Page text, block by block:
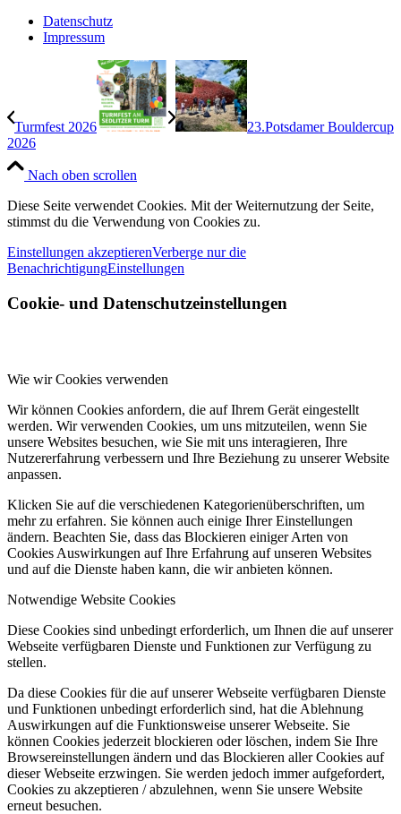
Datenschutz
Impressum
Turmfest 2026
23.Potsdamer Bouldercup
2026
Nach oben scrollen
Diese Seite verwendet Cookies. Mit der Weiternutzung der Seite,
stimmst du die Verwendung von Cookies zu.
Einstellungen akzeptierenVerberge nur die
BenachrichtigungEinstellungen
Cookie- und Datenschutzeinstellungen
Wie wir Cookies verwenden
Wir können Cookies anfordern, die auf Ihrem Gerät eingestellt
werden. Wir verwenden Cookies, um uns mitzuteilen, wenn Sie
unsere Websites besuchen, wie Sie mit uns interagieren, Ihre
Nutzererfahrung verbessern und Ihre Beziehung zu unserer Website
anpassen.
Klicken Sie auf die verschiedenen Kategorienüberschriften, um
mehr zu erfahren. Sie können auch einige Ihrer Einstellungen
ändern. Beachten Sie, dass das Blockieren einiger Arten von
Cookies Auswirkungen auf Ihre Erfahrung auf unseren Websites
und auf die Dienste haben kann, die wir anbieten können.
Notwendige Website Cookies
Diese Cookies sind unbedingt erforderlich, um Ihnen die auf unserer
Webseite verfügbaren Dienste und Funktionen zur Verfügung zu
stellen.
Da diese Cookies für die auf unserer Webseite verfügbaren Dienste
und Funktionen unbedingt erforderlich sind, hat die Ablehnung
Auswirkungen auf die Funktionsweise unserer Webseite. Sie
können Cookies jederzeit blockieren oder löschen, indem Sie Ihre
Browsereinstellungen ändern und das Blockieren aller Cookies auf
dieser Webseite erzwingen. Sie werden jedoch immer aufgefordert,
Cookies zu akzeptieren / abzulehnen, wenn Sie unsere Website
erneut besuchen.